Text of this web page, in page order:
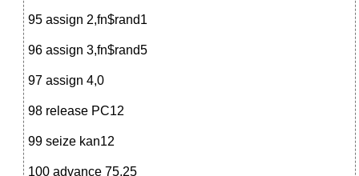
95 assign 2,fn$rand1
96 assign 3,fn$rand5
97 assign 4,0
98 release PC12
99 seize kan12
100 advance 75,25